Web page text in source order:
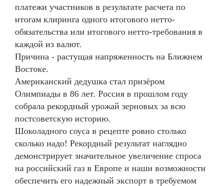
платежи участников в результате расчета по
итогам клиринга одного итогового нетто-
обязательства или итогового нетто-требования в
каждой из валют.
Причина - растущая напряженность на Ближнем
Востоке.
Американский дедушка стал призёром
Олимпиады в 86 лет. Россия в прошлом году
собрала рекордный урожай зерновых за всю
постсоветскую историю.
Шоколадного соуса в рецепте ровно столько
сколько надо! Рекордный результат наглядно
демонстрирует значительное увеличение спроса
на российский газ в Европе и наши возможности
обеспечить его надежный экспорт в требуемом